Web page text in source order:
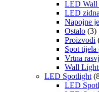
LED Wall
LED
Napojne
Ostalo (3)
Proizvodi
Spot
Vrtna
Wall
LED Spotlight
LED